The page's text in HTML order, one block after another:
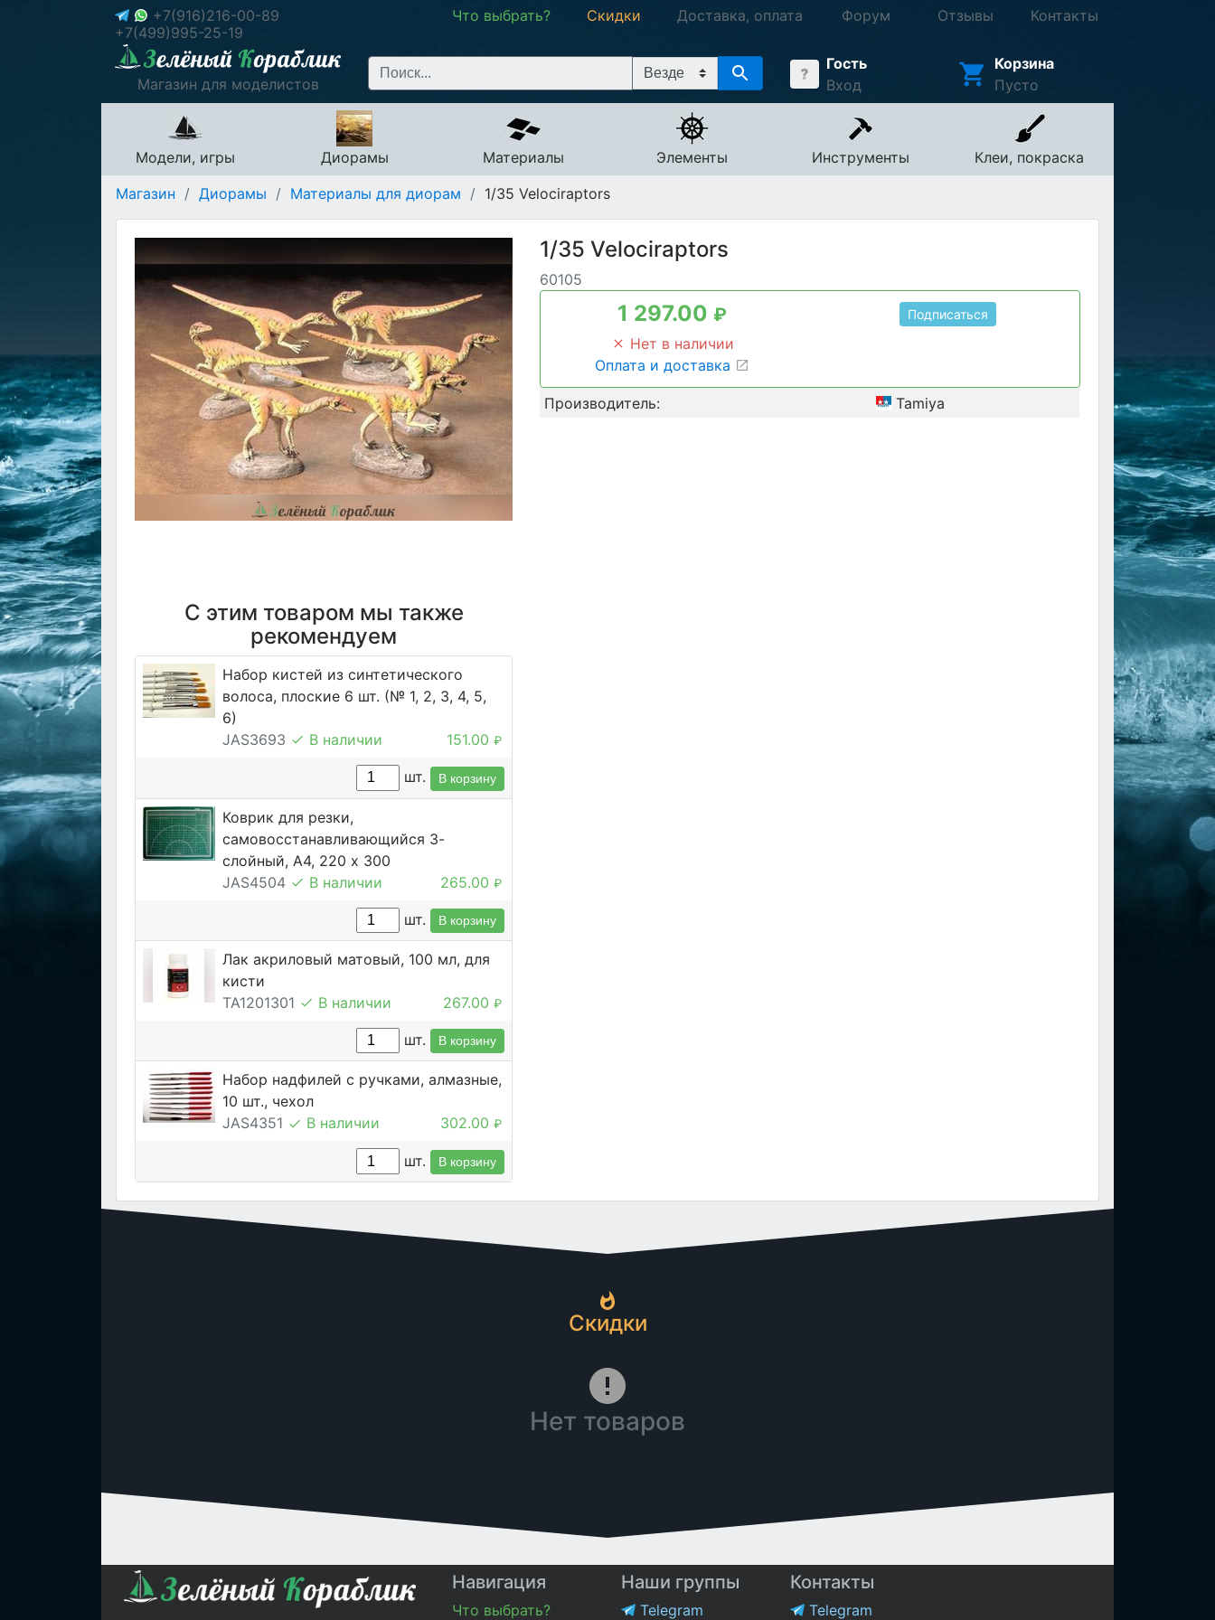
+7(916)216-00-89
+7(499)995-25-19
Что выбрать? Скидки Доставка, оплата Форум Отзывы Контакты
Магазин для моделистов
Гость
Вход
Корзина
Пусто
Модели, игры Диорамы Материалы Элементы Инструменты
Клеи, покраска
Магазин / Диорамы / Материалы для диорам / 1/35 Velociraptors
1/35 Velociraptors
60105
1 297.00 ₽
Нет в наличии
Оплата и доставка
Подписаться
Производитель: Tamiya
С этим товаром мы также
рекомендуем
Набор кистей из синтетического
волоса, плоские 6 шт. (№ 1, 2, 3, 4, 5,
6)
JAS3693
В наличии 151.00₽
шт. В корзину
Коврик для резки,
самовосстанавливающийся 3-
слойный, А4, 220 х 300
JAS4504
В наличии 265.00₽
шт. В корзину
Лак акриловый матовый, 100 мл, для
кисти
TA1201301
В наличии 267.00₽
шт. В корзину
Набор надфилей с ручками, алмазные,
10 шт., чехол
JAS4351
В наличии 302.00₽
шт. В корзину
Скидки
Нет товаров
Навигация
Что выбрать?
Наши группы
Telegram
Контакты
Telegram